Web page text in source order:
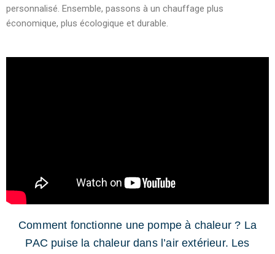
personnalisé. Ensemble, passons à un chauffage plus
économique, plus écologique et durable.
Comment fonctionne une pompe à chaleur ? La
PAC puise la chaleur dans l’air extérieur. Les